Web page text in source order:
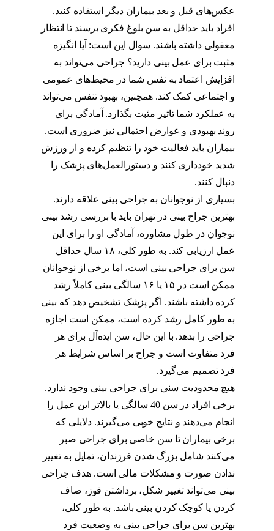
عکس‌های قبل و بعد بیماران دیگر استفاده کنید.
افراد باید حداقل به سن بلوغ فکری برسند تا انتظار
معقولی داشته باشند. سوال این است: آیا انگیزه
مثبت برای عمل بینی دارید؟ جراحی می‌تواند به
افزایش اعتماد به نفس شما در محیط‌های عمومی
و اجتماعی کمک کند. همچنین، بهبود تنفس می‌تواند
به عملکرد شما تاثیر مثبت بگذارد. آمادگی برای
روند بهبودی و عوارض احتمالی نیز ضروری است.
بیماران باید فعالیت خود را تنظیم کرده و از ورزش
شدید خودداری کنند و دستورالعمل‌های پزشک را
دنبال کنند.
بسیاری از نوجوانان به جراحی بینی علاقه دارند.
بهترین جراح بینی در تهران باید با بررسی رشد بینی
نوجوان در طول مشاوره، آمادگی او را برای این
عمل ارزیابی کند. به طور کلی، ۱۸ سال حداقل
سن برای جراحی بینی است، اما برخی از نوجوانان
ممکن است در ۱۵ یا ۱۶ سالگی بینی کاملاً رشد
کرده داشته باشند. اگر پزشک تشخیص دهد که بینی
به طور کامل رشد کرده است، ممکن است اجازه
جراحی را بدهد. با این حال، سن ایده‌آل برای هر
فرد متفاوت است و جراح بر اساس شرایط هر
فرد تصمیم می‌گیرد.
هیچ محدودیت سنی برای جراحی بینی وجود ندارد.
برخی افراد در سن 40 سالگی یا بالاتر این عمل را
انجام می‌دهند و نتایج خوبی می‌گیرند. دلایلی که
برخی بیماران تا سن خاصی برای جراحی صبر
می‌کنند شامل بزرگ شدن فرزندان، تمایل به تغییر
ندادن صورت و مشکلات مالی است. هدف جراحی
بینی می‌تواند تغییر شکل، برداشتن قوز، صاف
کردن یا کوچک کردن بینی باشد. به طور کلی،
بهترین سن برای جراحی بینی به وضعیت فرد